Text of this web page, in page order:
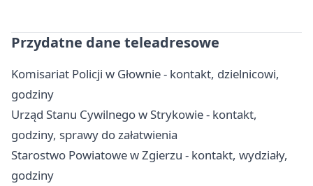
Przydatne dane teleadresowe
Komisariat Policji w Głownie - kontakt, dzielnicowi,
godziny
Urząd Stanu Cywilnego w Strykowie - kontakt,
godziny, sprawy do załatwienia
Starostwo Powiatowe w Zgierzu - kontakt, wydziały,
godziny